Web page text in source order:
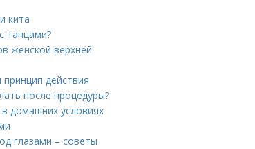
кита
танцами?
женской верхней
действия
после процедуры?
домашних условиях
глазами – советы